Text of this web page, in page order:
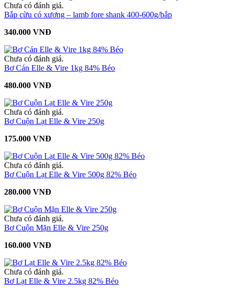
Chưa có đánh giá.
Bắp cừu có xương – lamb fore shank 400-600g/bắp
340.000 VNĐ
Chưa có đánh giá.
Bơ Cán Elle & Vire 1kg 84% Béo
480.000 VNĐ
Chưa có đánh giá.
Bơ Cuộn Lạt Elle & Vire 250g
175.000 VNĐ
Chưa có đánh giá.
Bơ Cuộn Lạt Elle & Vire 500g 82% Béo
280.000 VNĐ
Chưa có đánh giá.
Bơ Cuộn Mặn Elle & Vire 250g
160.000 VNĐ
Chưa có đánh giá.
Bơ Lạt Elle & Vire 2.5kg 82% Béo